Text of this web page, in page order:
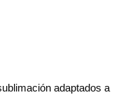
adaptados a